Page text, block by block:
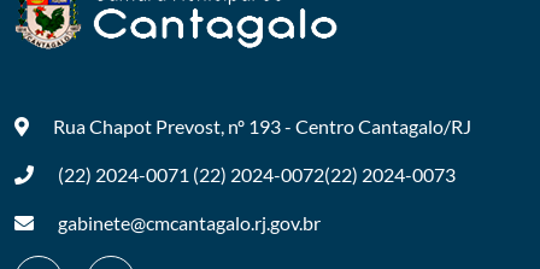
Rua Chapot Prevost, nº 193 - CentroCantagalo/RJ
(22) 2024-0071 (22) 2024-0072(22) 2024-0073
gabinete@cmcantagalo.rj.gov.br